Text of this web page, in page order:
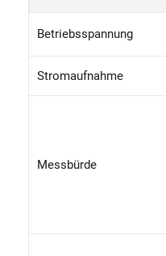
Betriebsspannung
Stromaufnahme
Messbürde